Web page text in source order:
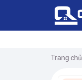
Trang chủ